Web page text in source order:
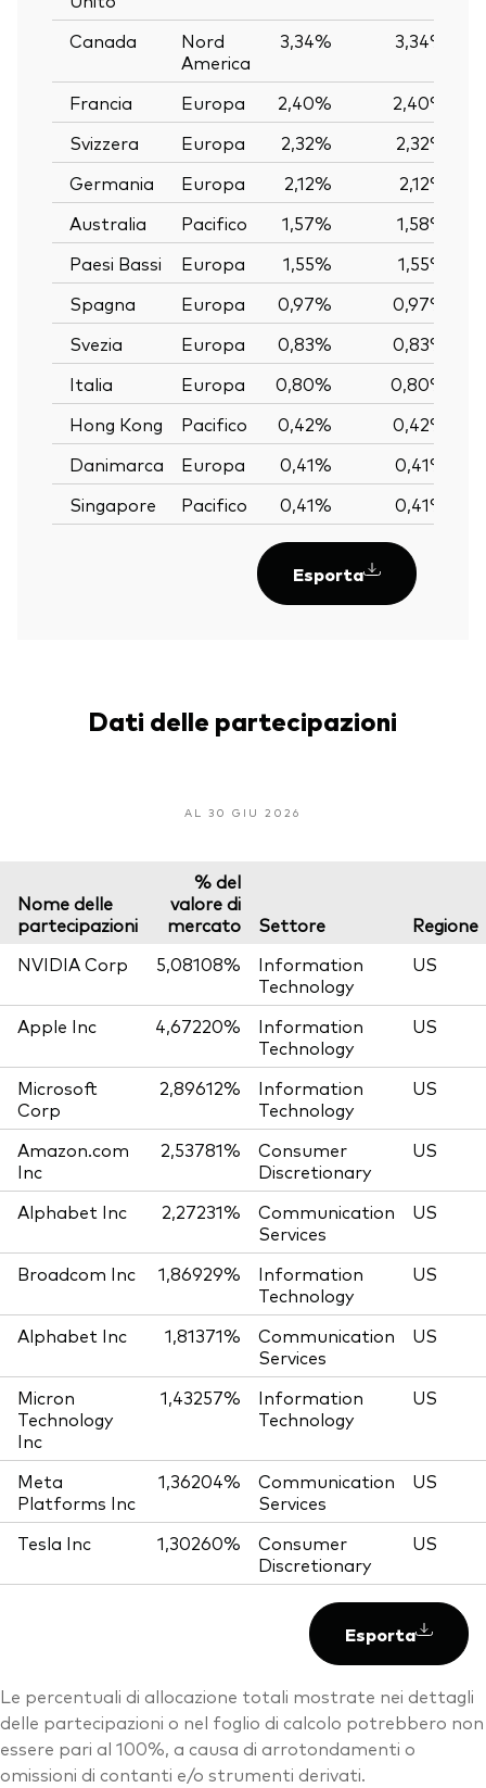
Canada
Nord
America
3,34% 3,34%
Francia Europa 2,40%
2,40%
Svizzera
Europa 2,32%
2,32%
Germania
Europa 2,12%
2,12%
Australia
Pacifico 1,57%
1,58%
Paesi Bassi
Europa 1,55%
1,55%
Spagna
Europa 0,97%
0,97%
Svezia
Europa 0,83%
0,83%
Italia
Europa 0,80%
0,80%
Hong Kong
Pacifico 0,42%
0,42%
Danimarca
Europa 0,41%
0,41%
Singapore
Pacifico 0,41% 0,41%
Esporta
Dati delle partecipazioni
AL 30 GIU 2026
Nome delle
partecipazioni
% del
valore di
mercato
Settore
Regione
NVIDIA Corp
5,08108%
Information
Technology
US
Apple Inc 4,67220%
Information
Technology
US
Microsoft
Corp
2,89612%
Information
Technology
US
Amazon.com
Inc
2,53781%
Consumer
Discretionary
US
Alphabet Inc 2,27231%
Communication
Services
US
Broadcom Inc 1,86929%
Information
Technology
US
Alphabet Inc 1,81371%
Communication
Services
US
Micron
Technology
Inc
1,43257%
Information
Technology
US
Meta
Platforms Inc
1,36204%
Communication
Services
US
Tesla Inc 1,30260%
Consumer
Discretionary
US
Esporta
Le percentuali di allocazione totali mostrate nei dettagli
delle partecipazioni o nel foglio di calcolo potrebbero non
essere pari al 100%, a causa di arrotondamenti o
omissioni di contanti e/o strumenti derivati.